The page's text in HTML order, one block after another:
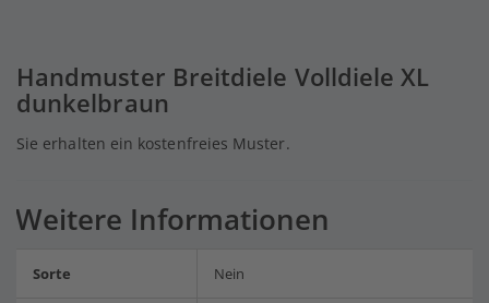
Handmuster Breitdiele Volldiele XL
dunkelbraun
Sie erhalten ein kostenfreies Muster.
Weitere Informationen
Sorte Nein